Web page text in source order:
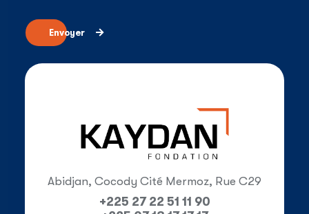
Envoyer
Abidjan, Cocody Cité Mermoz, Rue C29
+225 27 22 51 11 90